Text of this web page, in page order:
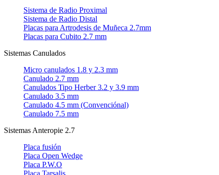
Sistema de Radio Proximal
Sistema de Radio Distal
Placas para Artrodesis de Muñeca 2.7mm
Placas para Cubito 2.7 mm
Sistemas Canulados
Micro canulados 1.8 y 2.3 mm
Canulado 2.7 mm
Canulados Tipo Herber 3.2 y 3.9 mm
Canulado 3.5 mm
Canulado 4.5 mm (Convenciónal)
Canulado 7.5 mm
Sistemas Anteropie 2.7
Placa fusión
Placa Open Wedge
Placa P.W.O